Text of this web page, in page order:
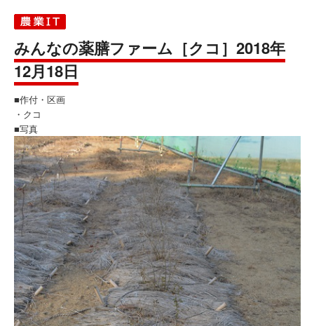
みんなの薬膳ファーム［クコ］2018年
12月18日
■作付・区画
・クコ
■写真